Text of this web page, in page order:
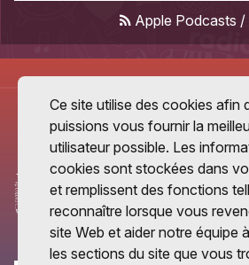
Apple Podcasts /
Ce site utilise des cookies afin
puissions vous fournir la
utilisateur possible. Les
cookies sont stockées dans
et remplissent des fonctions
reconnaître lorsque vous
site Web et aider notre équipe
les sections du site que vous